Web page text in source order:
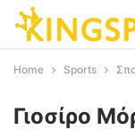
Home Sports
Γιοσίρο